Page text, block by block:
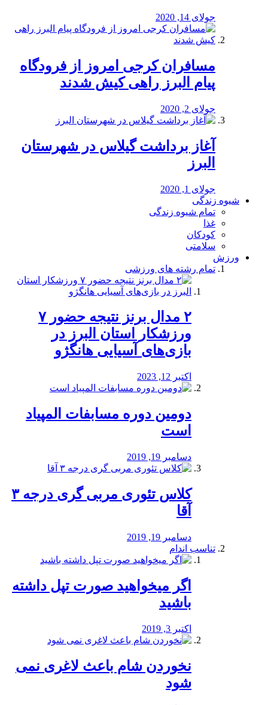
جولای 14, 2020
مسافران کرجی امروز از فرودگاه
پیام البرز راهی کیش شدند
جولای 2, 2020
آغاز برداشت گیلاس در شهرستان
البرز
جولای 1, 2020
شیوه زندگی
تمام شیوه زندگی
غذا
کودکان
سلامتی
ورزش
تمام رشته های ورزشی
۲ مدال برنز نتیجه حضور ۷
ورزشکار استان البرز در
بازی‌های آسیایی هانگژو
اکتبر 12, 2023
دومین دوره مسابفات المپیاد
است
دسامبر 19, 2019
کلاس تئوری مربی گری درجه ۳
آقا
دسامبر 19, 2019
تناسب اندام
اگر میخواهید صورت تپل داشته
باشید
اکتبر 3, 2019
نخوردن شام باعث لاغری نمی
‌شود